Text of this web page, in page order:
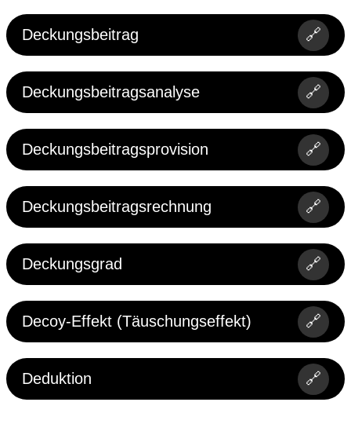
Deckungsbeitrag 🔗
Deckungsbeitragsanalyse 🔗
Deckungsbeitragsprovision 🔗
Deckungsbeitragsrechnung 🔗
Deckungsgrad 🔗
Decoy-Effekt (Täuschungseffekt) 🔗
Deduktion 🔗